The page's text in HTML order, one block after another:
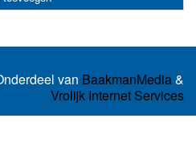
van BaakmanMedia&
Vrolijk Internet Services